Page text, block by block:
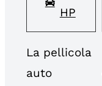
HP
La pellicola
auto